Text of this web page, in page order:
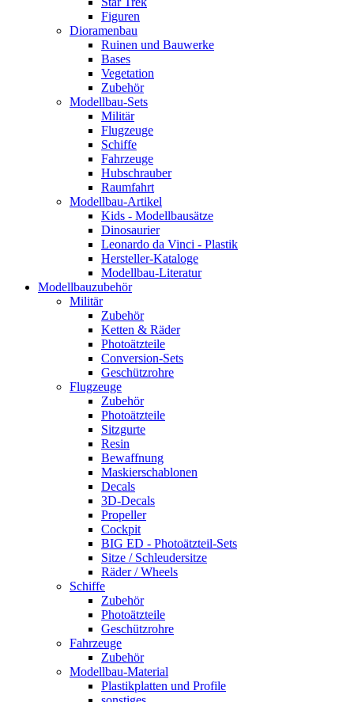
Figuren
Dioramenbau
Ruinen und Bauwerke
Bases
Vegetation
Zubehör
Modellbau-Sets
Militär
Flugzeuge
Schiffe
Fahrzeuge
Hubschrauber
Raumfahrt
Modellbau-Artikel
Kids - Modellbausätze
Dinosaurier
Leonardo da Vinci - Plastik
Hersteller-Kataloge
Modellbau-Literatur
Modellbauzubehör
Militär
Zubehör
Ketten & Räder
Photoätzteile
Conversion-Sets
Geschützrohre
Flugzeuge
Zubehör
Photoätzteile
Sitzgurte
Resin
Bewaffnung
Maskierschablonen
Decals
3D-Decals
Propeller
Cockpit
BIG ED - Photoätzteil-Sets
Sitze / Schleudersitze
Räder / Wheels
Schiffe
Zubehör
Photoätzteile
Geschützrohre
Fahrzeuge
Zubehör
Modellbau-Material
Plastikplatten und Profile